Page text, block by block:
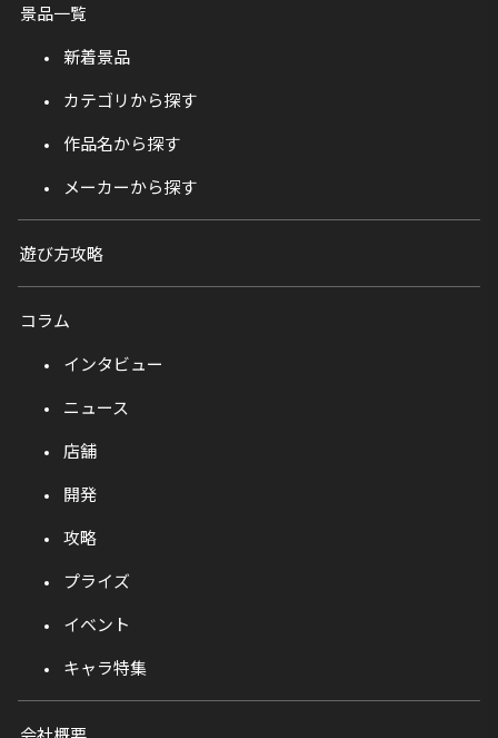
景品一覧
新着景品
カテゴリから探す
作品名から探す
メーカーから探す
遊び方攻略
コラム
インタビュー
ニュース
店舗
開発
攻略
プライズ
イベント
キャラ特集